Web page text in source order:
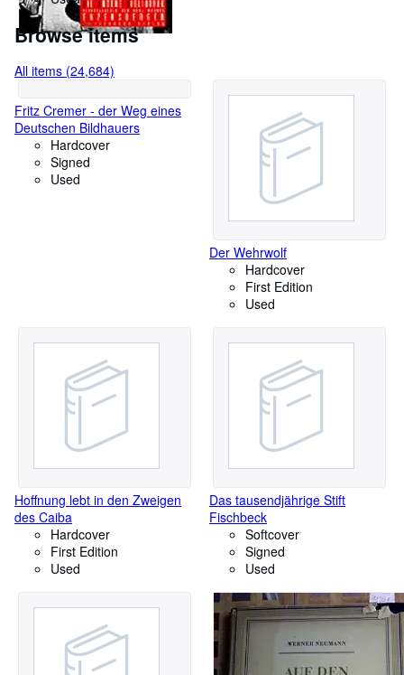
Browse items
All items (24,684)
Fritz Cremer - der Weg eines
Deutschen Bildhauers
Hardcover
Signed
Used
Der Wehrwolf
Hardcover
First Edition
Used
Hoffnung lebt in den Zweigen
des Caiba
Hardcover
First Edition
Used
Das tausendjährige Stift
Fischbeck
Softcover
Signed
Used